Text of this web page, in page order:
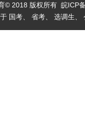
© 2018 版权所有 皖ICP
国考、 省考、 选调生